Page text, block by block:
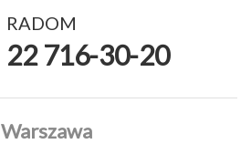
RADOM
22 716-30-20
Warszawa